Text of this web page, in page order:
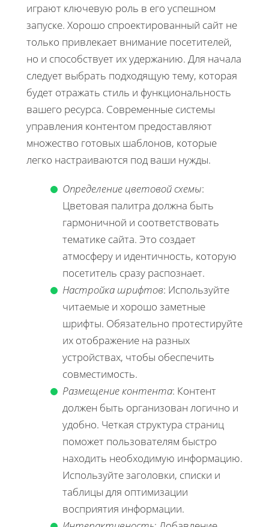
играют ключевую роль в его успешном
запуске. Хорошо спроектированный сайт не
только привлекает внимание посетителей,
но и способствует их удержанию. Для начала
следует выбрать подходящую тему, которая
будет отражать стиль и функциональность
вашего ресурса. Современные системы
управления контентом предоставляют
множество готовых шаблонов, которые
легко настраиваются под ваши нужды.
Определение цветовой схемы:
Цветовая палитра должна быть
гармоничной и соответствовать
тематике сайта. Это создает
атмосферу и идентичность, которую
посетитель сразу распознает.
Настройка шрифтов: Используйте
читаемые и хорошо заметные
шрифты. Обязательно протестируйте
их отображение на разных
устройствах, чтобы обеспечить
совместимость.
Размещение контента: Контент
должен быть организован логично и
удобно. Четкая структура страниц
поможет пользователям быстро
находить необходимую информацию.
Используйте заголовки, списки и
таблицы для оптимизации
восприятия информации.